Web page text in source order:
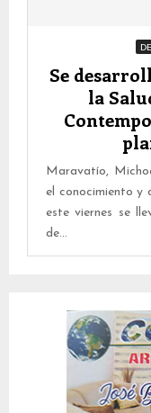
Se
la
Maravatío,
el conocimiento y
este viernes se
de...